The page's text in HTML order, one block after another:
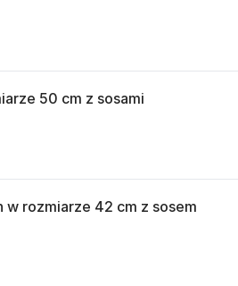
50 cm z sosami
w rozmiarze 42 cm z sosem